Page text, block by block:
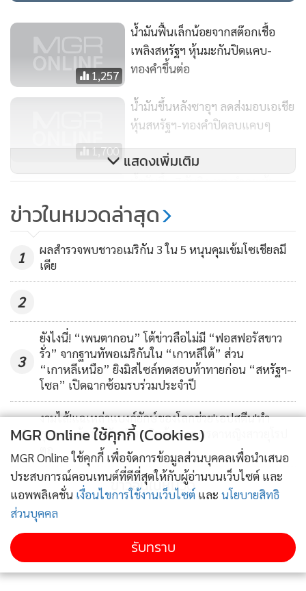
1,257
น้ำมันฟื้นเล็กน้อยจากสต๊อกเชื้อ
เพลิงสหรัฐฯ หุ้นมะกันปิดแคบ-
ทองคำขึ้นต่อ
1,700
น้ำมันขึ้นหลังซาอุฯ ลดส่งมอบเอเชีย
หุ้นสหรัฐฯ-ทองคำปิดลบแคบๆ
1,434
น้ำมันขึ้น 7 วันติด ทองคำลง-หุ้น
แสดงเพิ่มเติม
ข่าวในหมวดล่าสุด
1
ผลสำรวจพบชาวอเมริกัน 3 ใน 5 หนุนคุมเข้มโซเชียลมี
เดีย
2
3
ยังไงนี่! “เพนตากอน” โต้ข่าวลือไม่มี “ฟอสฟอรัสขาว
รั่ว” จากฐานทัพอเมริกันใน “เกาหลีใต้” ส่วน
“เกาหลีเหนือ” ยิงมิสไซล์ทดสอบท้าทายก่อน “สหรัฐฯ-
โซล” เปิดฉากซ้อมรบร่วมประจำปี
4
งามไส้!แฉเหล่าแบงก์ยักษ์ของโลกช่วย'เอปสตีน'ทำ
ธุรกรรมต้องสงสัย ชำระเงินค้ากามบรรดาหญิงสาวยุโรป
ข่าวอื่นในหมวด
MGR Online ใช้คุกกี้ (Cookies)
MGR Online ใช้คุกกี้ เพื่อจัดการข้อมูลส่วนบุคคลเพื่อนำเสนอ
ประสบการณ์คอนเทนต์ที่ดีที่สุดให้กับผู้อ่านบนเว็บไซต์ และ
แอพพลิเคชั่น เงื่อนไขการใช้งานเว็บไซต์ และ นโยบายสิทธิ
ส่วนบุคคล
รับทราบ